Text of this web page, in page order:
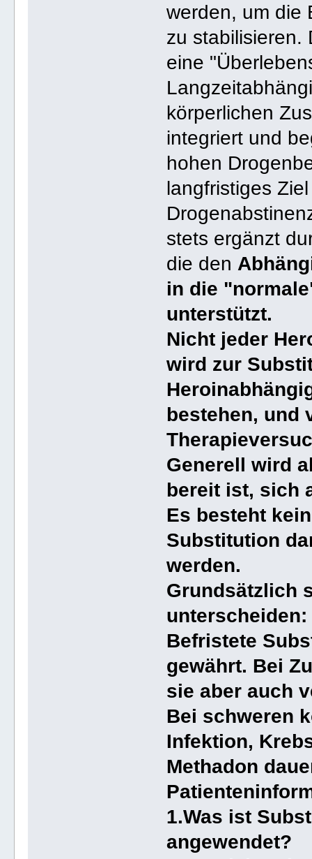
werden, um die
zu stabilisieren.
eine
körperlichen
integriert und
hohen
langfristiges
stets ergänzt
die den
in die
unterstützt.
Nicht jeder
wird zur
bestehen, und
Generell wird
bereit ist, sich
Es besteht
Substitution
werden.
Grundsätzlich
Befristete
gewährt. Bei
sie aber auch
Bei schweren
Infektion,
Methadon
1.Was ist
angewendet?